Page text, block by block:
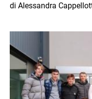
di Alessandra